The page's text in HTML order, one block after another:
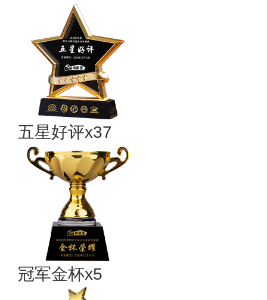
五星好评x37
冠军金杯x5